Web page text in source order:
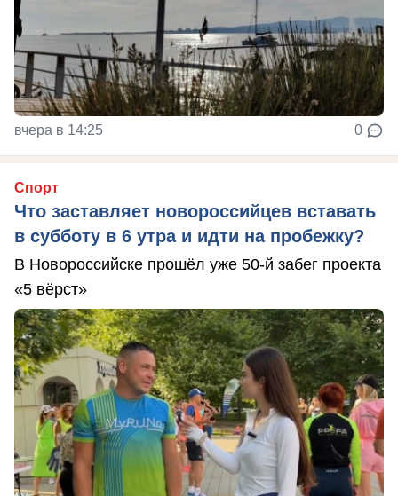
вчера в 14:25 0
Спорт
Что заставляет новороссийцев вставать
в субботу в 6 утра и идти на пробежку?
В Новороссийске прошёл уже 50-й забег проекта
«5 вёрст»